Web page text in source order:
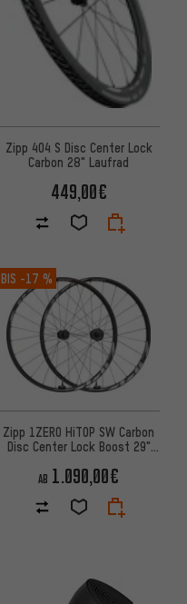
Zipp 404 S Disc Center Lock
Carbon 28" Laufrad
449,00€
BIS -17 %
Zipp 1ZERO HiTOP SW Carbon
Disc Center Lock Boost 29"
AB 1.090,00€